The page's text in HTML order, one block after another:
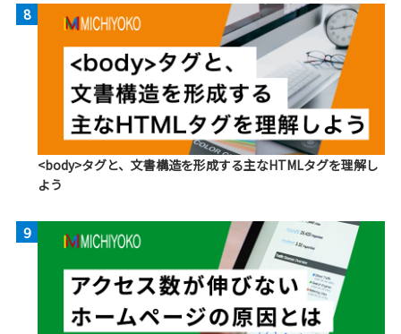
8
<body>タグと、文書構造を形成する主なHTMLタグを理解し
よう
9